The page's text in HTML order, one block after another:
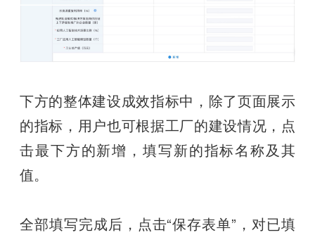
下方的整体建设成效指标中，除了页面展示
的指标，用户也可根据工厂的建设情况，点
击最下方的新增，填写新的指标名称及其
值。
全部填写完成后，点击“保存表单”，对已填